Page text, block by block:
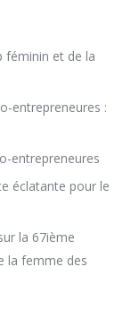
féminin et de la
entrepreneures :
entrepreneures
éclatante pour le
la 67ième
la femme des